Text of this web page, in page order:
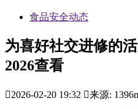
食品安全动态
为喜好社交进修的
2026查看
2026-02-20 19:32 来源: